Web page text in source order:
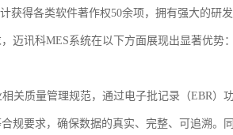
获得各类软件著作权50余项，拥有强大的研
迈讯科MES系统在以下方面展现出显著优势：
关质量管理规范，通过电子批记录（EBR
规要求，确保数据的真实、完整、可追溯